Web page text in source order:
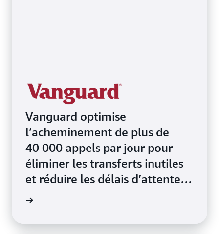
Vanguard optimise
l’acheminement de plus de
40 000 appels par jour pour
éliminer les transferts inutiles
et réduire les délais d’attente
et de résolution dès le premier